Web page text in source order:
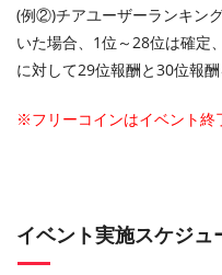
(例②)チアユーザーランキン
いた場合、1位～28位は確定
に対して29位報酬と30位報
※フリーコインはイベント終
イベント実施スケジュ